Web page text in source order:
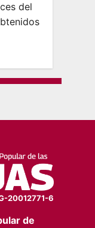
del
20012771-6
de